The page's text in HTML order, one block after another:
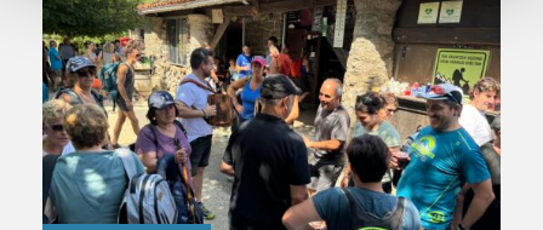
Guk eta gure bazkideek zure datu pertsonalak
prozesatzen ditugu, zure IP zenbakia, besteak beste,
teknologia erabiliz, cookieak adibidez, iragarki eta eduki
pertsonalizatuak eskaintzeko, iragarkiak eta edukia
neurtzeko, jendeari buruzko informazioa biltzeko eta
produktuak garatzeko. Zure datuak nork eta zertarako
erabiltzen dituen hauta dezakezu.